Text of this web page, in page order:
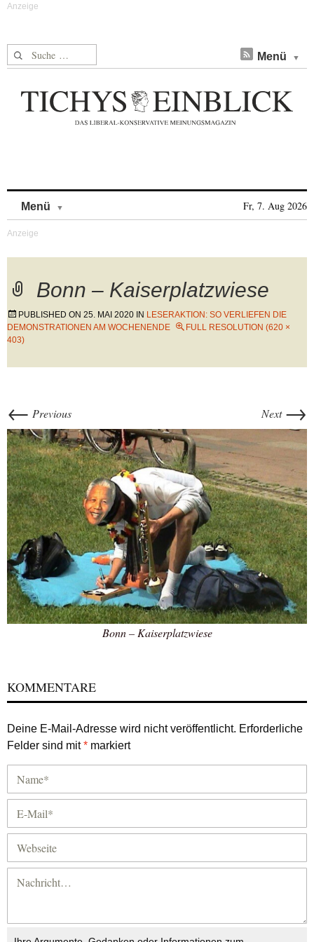
Suche nach: Menü
Menü Fr, 7. Aug 2026
Bonn – Kaiserplatzwiese
PUBLISHED ON 25. MAI 2020 IN LESERAKTION: SO VERLIEFEN DIE
DEMONSTRATIONEN AM WOCHENENDE
FULL RESOLUTION (620 ×
403)
← Previous Next →
Bonn – Kaiserplatzwiese
KOMMENTARE
Deine E-Mail-Adresse wird nicht veröffentlicht. Erforderliche
Felder sind mit* markiert